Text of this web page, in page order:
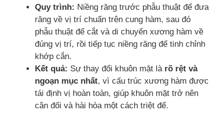
Quy trình: Niềng răng trước phẫu thuật để đưa
răng về vị trí chuẩn trên cung hàm, sau đó
phẫu thuật để cắt và di chuyển xương hàm về
đúng vị trí, rồi tiếp tục niềng răng để tinh chỉnh
khớp cắn.
Kết quả: Sự thay đổi khuôn mặt là rõ rệt và
ngoạn mục nhất, vì cấu trúc xương hàm được
tái định vị hoàn toàn, giúp khuôn mặt trở nên
cân đối và hài hòa một cách triệt để.